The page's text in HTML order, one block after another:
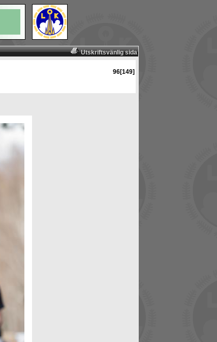
Utskriftsvänlig sida
96[149]